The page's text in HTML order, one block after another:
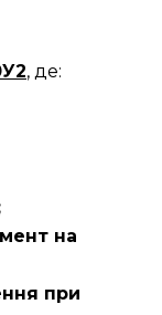
, де:
на
при